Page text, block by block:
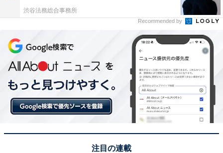
渋谷法務総合事務所
Recommended by
注目の連載